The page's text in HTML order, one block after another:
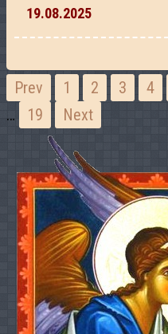
19.08.2025
Prev 1 2 3 4
…
19 Next